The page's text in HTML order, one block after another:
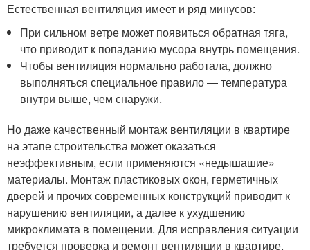
Естественная вентиляция имеет и ряд минусов:
При сильном ветре может появиться обратная тяга,
что приводит к попаданию мусора внутрь помещения.
Чтобы вентиляция нормально работала, должно
выполняться специальное правило — температура
внутри выше, чем снаружи.
Но даже качественный монтаж вентиляции в квартире
на этапе строительства может оказаться
неэффективным, если применяются «недышашие»
материалы. Монтаж пластиковых окон, герметичных
дверей и прочих современных конструкций приводит к
нарушению вентиляции, а далее к ухудшению
микроклимата в помещении. Для исправления ситуации
требуется проверка и ремонт вентиляции в квартире.